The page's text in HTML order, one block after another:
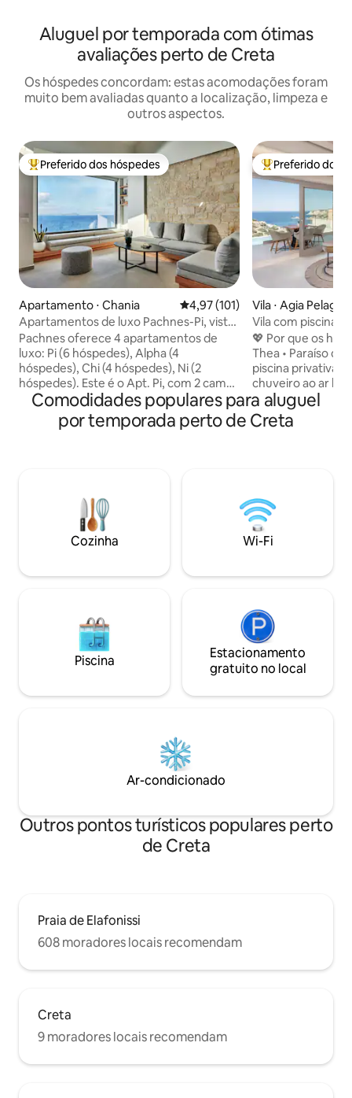
Aluguel por temporada com ótimas
avaliações perto de Creta
Os hóspedes concordam: estas acomodações foram
muito bem avaliadas quanto a localização, limpeza e
outros aspectos.
Entre os melhores preferidos dos hóspedes
Preferido dos hóspedes
Apartamento ⋅ Chania 4,97 de uma avaliação média de
4,97 (101)
Apartamentos de luxo Pachnes-Pi, vista
para o mar, piscina aquecida
Pachnes oferece 4 apartamentos de
luxo: Pi (6 hóspedes), Alpha (4
hóspedes), Chi (4 hóspedes), Ni (2
hóspedes). Este é o Apt. Pi, com 2 camas
king-size em 2 quartos, uma cama de
casal no sótão, grandes janelas, cortinas
blackout, varandas e terraço com vista
equipada com geladeira, forno, micro-
ondas e área de café. A propriedade
oferece uma grande piscina
compartilhada e uma piscina para bebês
Entre os
Preferido dos
Vila ⋅ Agia Pelagia
Vila com piscina
mar, 400 para a
💖 Por que os
Thea • Paraíso da
piscina privativa
chuveiro ao ar
ao sol. •
a apenas 600 m
com águas
construído em
size, cozinha
máquina
churrasqueira
Comodidades populares para aluguel
por temporada perto de Creta
Cozinha Wi-Fi
Piscina
Estacionamento
gratuito no local
Ar-condicionado
Outros pontos turísticos populares perto
de Creta
Praia de Elafonissi
608 moradores locais recomendam
Creta
9 moradores locais recomendam